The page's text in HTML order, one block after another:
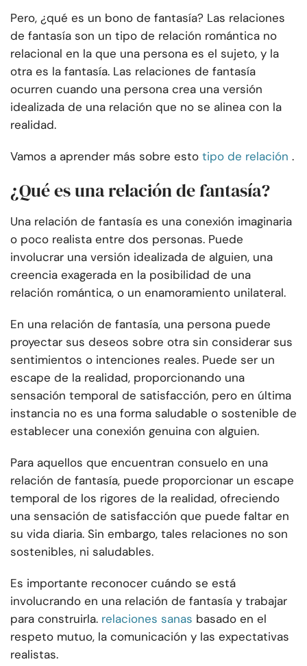
Pero, ¿qué es un bono de fantasía? Las relaciones
de fantasía son un tipo de relación romántica no
relacional en la que una persona es el sujeto, y la
otra es la fantasía. Las relaciones de fantasía
ocurren cuando una persona crea una versión
idealizada de una relación que no se alinea con la
realidad.
Vamos a aprender más sobre esto tipo de relación .
¿Qué es una relación de fantasía?
Una relación de fantasía es una conexión imaginaria
o poco realista entre dos personas. Puede
involucrar una versión idealizada de alguien, una
creencia exagerada en la posibilidad de una
relación romántica, o un enamoramiento unilateral.
En una relación de fantasía, una persona puede
proyectar sus deseos sobre otra sin considerar sus
sentimientos o intenciones reales. Puede ser un
escape de la realidad, proporcionando una
sensación temporal de satisfacción, pero en última
instancia no es una forma saludable o sostenible de
establecer una conexión genuina con alguien.
Para aquellos que encuentran consuelo en una
relación de fantasía, puede proporcionar un escape
temporal de los rigores de la realidad, ofreciendo
una sensación de satisfacción que puede faltar en
su vida diaria. Sin embargo, tales relaciones no son
sostenibles, ni saludables.
Es importante reconocer cuándo se está
involucrando en una relación de fantasía y trabajar
para construirla. relaciones sanas basado en el
respeto mutuo, la comunicación y las expectativas
realistas.